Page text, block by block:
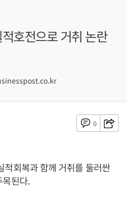
호전으로 거취 논란
0
적회복과 함께 거취를 둘러싼
목된다.